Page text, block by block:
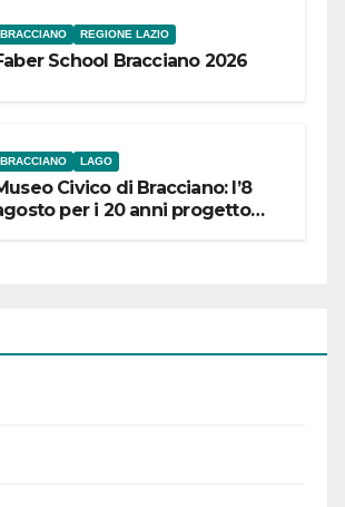
BRACCIANO REGIONE LAZIO
School Bracciano 2026
BRACCIANO LAGO
Civico di Bracciano: l’8
per i 20 anni progetto